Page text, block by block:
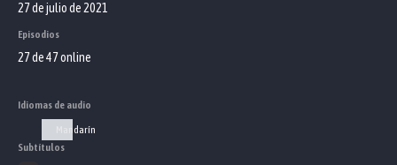
27 de julio de 2021
Episodios
27 de 47 online
Idiomas de audio
Mandarín
Subtítulos